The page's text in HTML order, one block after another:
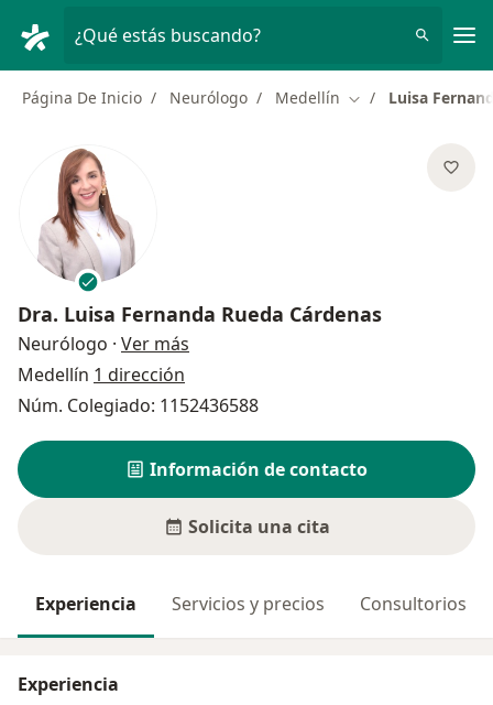
¿Qué estás buscando?
Página De Inicio Neurólogo Medellín Cambiar de ciudad
Luisa
Dra. Luisa Fernanda Rueda Cárdenas
Neurólogo · Ver más
Medellín 1 dirección
Núm. Colegiado: 1152436588
Información de contacto
Solicita una cita
Experiencia Servicios y precios Consultorios
Experiencia